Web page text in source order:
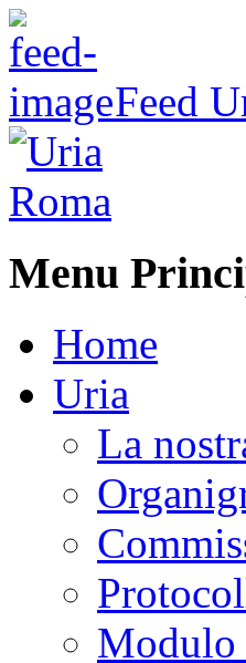
Feed
Menu
Home
Uria
La
Modulo